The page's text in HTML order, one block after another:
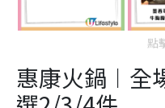
點
惠康火鍋︱全